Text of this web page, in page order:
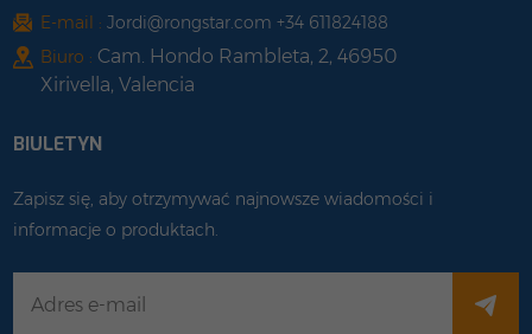
E-mail : Jordi@rongstar.com +34 611824188
Biuro : Cam. Hondo Rambleta, 2, 46950
Xirivella, Valencia
BIULETYN
Zapisz się, aby otrzymywać najnowsze wiadomości i
informacje o produktach.